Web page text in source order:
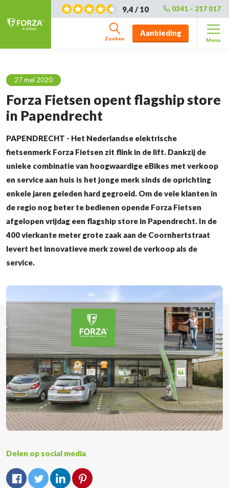
9,4 / 10 0341 – 217 017
Zoeken
Aanbieding
Menu
27 mei 2020
Forza Fietsen opent flagship store
in Papendrecht
PAPENDRECHT - Het Nederlandse elektrische
fietsenmerk Forza Fietsen zit flink in de lift. Dankzij de
unieke combinatie van hoogwaardige eBikes met verkoop
en service aan huis is het jonge merk sinds de oprichting
enkele jaren geleden hard gegroeid. Om de vele klanten in
de regio nog beter te bedienen opende Forza Fietsen
afgelopen vrijdag een flagship store in Papendrecht. In de
400 vierkante meter grote zaak aan de Coornhertstraat
levert het innovatieve merk zowel de verkoop als de
service.
Delen op social media